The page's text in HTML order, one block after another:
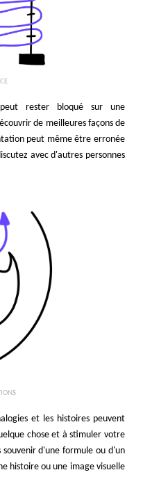
rester bloqué sur une
de meilleures façons de
peut même être erronée
avec d'autres personnes
et les histoires peuvent
chose et à stimuler votre
d'une formule ou d'un
histoire ou une image visuelle